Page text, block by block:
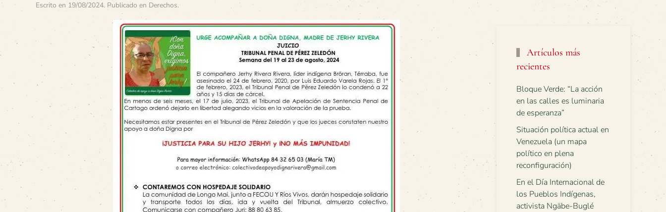
Escrito en 19/08/2024. Publicado en Derechos.
Artículos más
recientes
Bloque Verde: “La acción
en las calles es luminaria
de esperanza”
Situación política actual en
Venezuela (un mapa
político en plena
reconfiguración)
En el Día Internacional de
los Pueblos Indígenas,
activista Ngäbe-Buglé